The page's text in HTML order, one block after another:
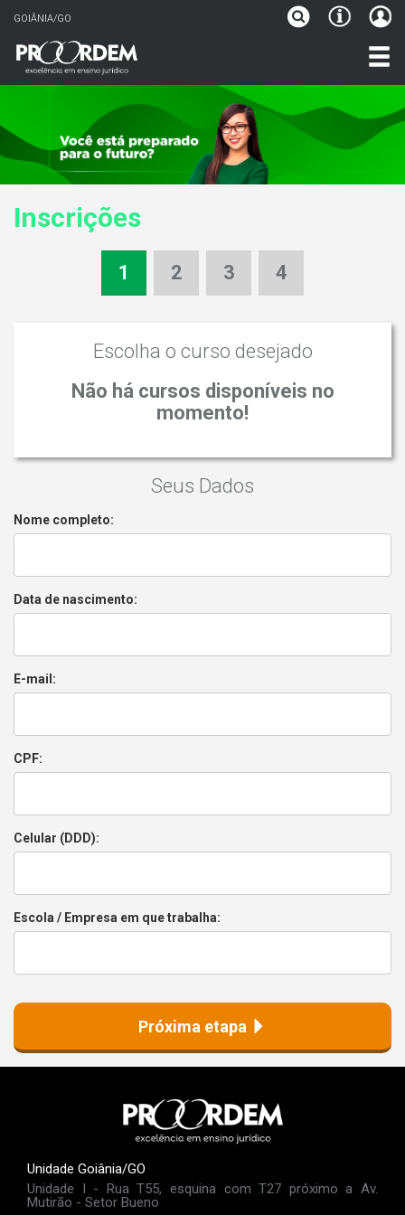
GOIÂNIA/GO
Inscrições
1 2 3 4
Escolha o curso desejado
Não há cursos disponíveis no
momento!
Seus Dados
Nome completo:
Data de nascimento:
E-mail:
CPF:
Celular (DDD):
Escola / Empresa em que trabalha:
Próxima etapa
Unidade Goiânia/GO
Unidade I - Rua T55, esquina com T27 próximo a Av.
Mutirão - Setor Bueno